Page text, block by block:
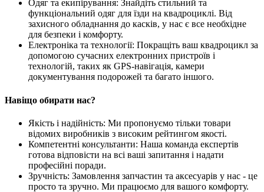
Одяг та екипірування: Знайдіть стильний та
функціональний одяг для їзди на квадроциклі. Від
захисного обладнання до касків, у нас є все необхідне
для безпеки і комфорту.
Електроніка та технології: Покращіть ваш квадроцикл за
допомогою сучасних електронних пристроїв і
технологій, таких як GPS-навігація, камери
документування подорожей та багато іншого.
Навіщо обирати нас?
Якість і надійність: Ми пропонуємо тільки товари
відомих виробників з високим рейтингом якості.
Компетентні консультанти: Наша команда експертів
готова відповісти на всі ваші запитання і надати
професійні поради.
Зручність: Замовлення запчастин та аксесуарів у нас - це
просто та зручно. Ми працюємо для вашого комфорту.